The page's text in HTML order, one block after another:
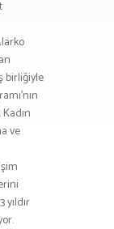
birliğiyle
ve